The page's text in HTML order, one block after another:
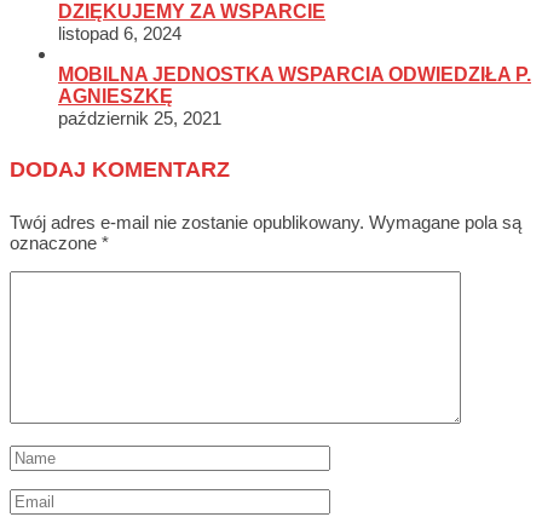
DZIĘKUJEMY ZA WSPARCIE
listopad 6, 2024
MOBILNA JEDNOSTKA WSPARCIA ODWIEDZIŁA P.
AGNIESZKĘ
październik 25, 2021
DODAJ KOMENTARZ
Twój adres e-mail nie zostanie opublikowany. Wymagane pola są
oznaczone *